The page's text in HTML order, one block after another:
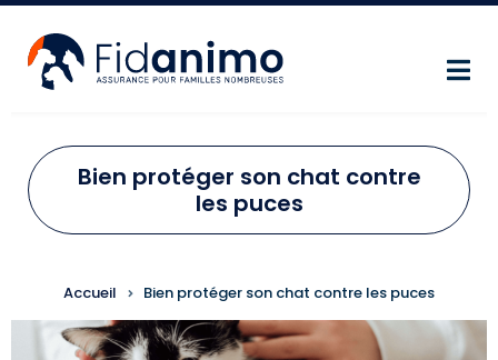
Aller au contenu principal
Bien protéger son chat contre
les puces
FIL D'ARIANE
Accueil Bien protéger son chat contre les puces